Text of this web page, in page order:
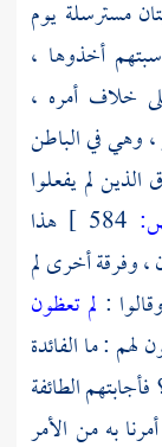
مسترسلة يوم
أخذوها ،
خلاف أمره ،
، وهي في الباطن
لم يفعلوا
هذا
، وفرقة أخرى لم
: لم تعظون
لهم : ما الفائدة
الطائفة
به من الأمر